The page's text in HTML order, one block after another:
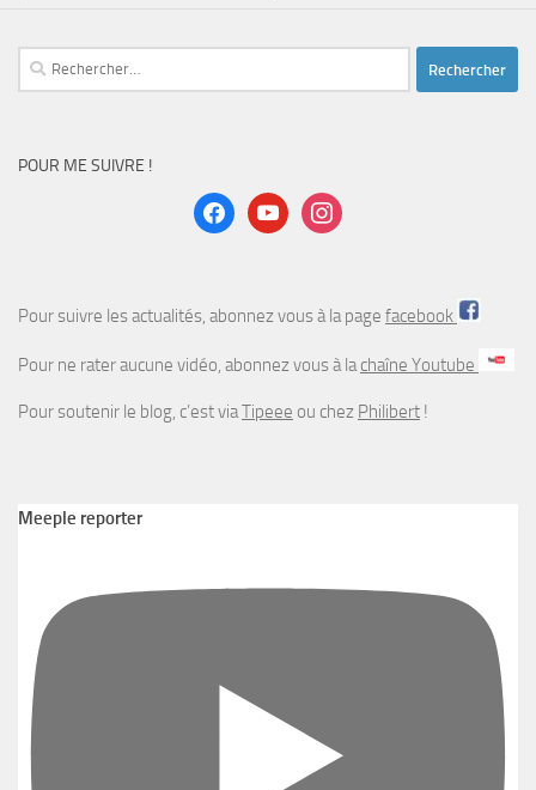
Rechercher :
POUR ME SUIVRE !
facebookyoutubeinstagram
Pour suivre les actualités, abonnez vous à la page facebook
Pour ne rater aucune vidéo, abonnez vous à lachaîne Youtube
Pour soutenir le blog, c’est viaTipeee ou chez Philibert !
Meeple reporter